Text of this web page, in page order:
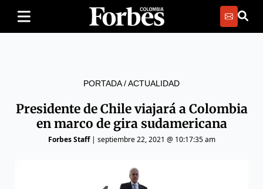
PORTADA/ACTUALIDAD
Presidente de Chile viajará a Colombia
en marco de gira sudamericana
Forbes Staff| septiembre 22, 2021 @ 10:17:35 am